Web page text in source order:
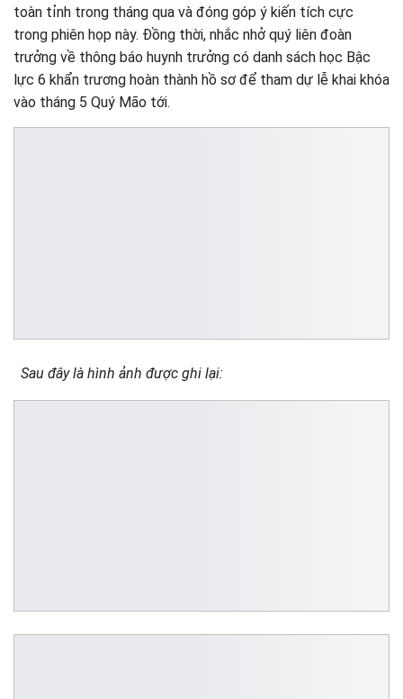
toàn tỉnh trong tháng qua và đóng góp ý kiến tích cực
trong phiên họp này. Đồng thời, nhắc nhở quý liên đoàn
trưởng về thông báo huynh trưởng có danh sách học Bậc
lực 6 khẩn trương hoàn thành hồ sơ để tham dự lễ khai khóa
vào tháng 5 Quý Mão tới.
Sau đây là hình ảnh được ghi lại: